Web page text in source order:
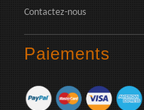
Contactez-nous
Paiements